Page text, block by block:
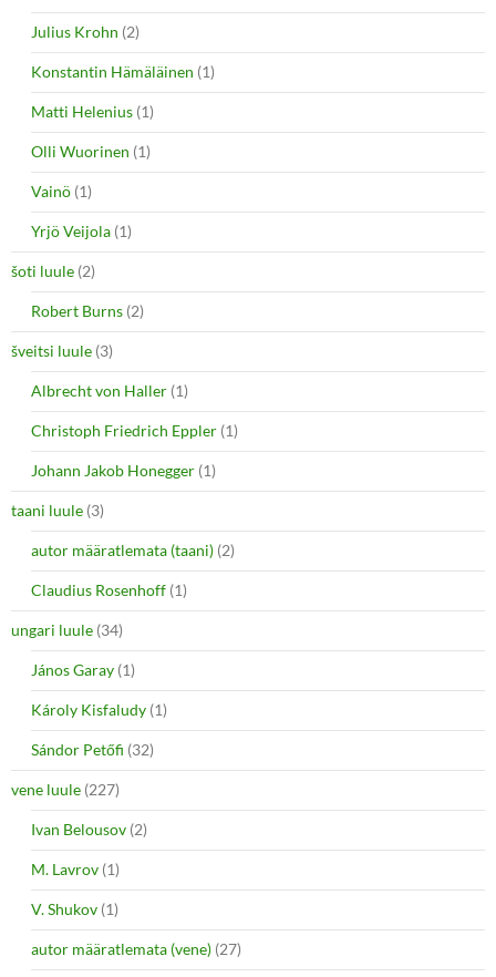
Julius Krohn (2)
Konstantin Hämäläinen (1)
Matti Helenius (1)
Olli Wuorinen (1)
Vainö (1)
Yrjö Veijola (1)
šoti luule (2)
Robert Burns (2)
šveitsi luule (3)
Albrecht von Haller (1)
Christoph Friedrich Eppler (1)
Johann Jakob Honegger (1)
taani luule (3)
autor määratlemata (taani) (2)
Claudius Rosenhoff (1)
ungari luule (34)
János Garay (1)
Károly Kisfaludy (1)
Sándor Petőfi (32)
vene luule (227)
Ivan Belousov (2)
M. Lavrov (1)
V. Shukov (1)
autor määratlemata (vene) (27)